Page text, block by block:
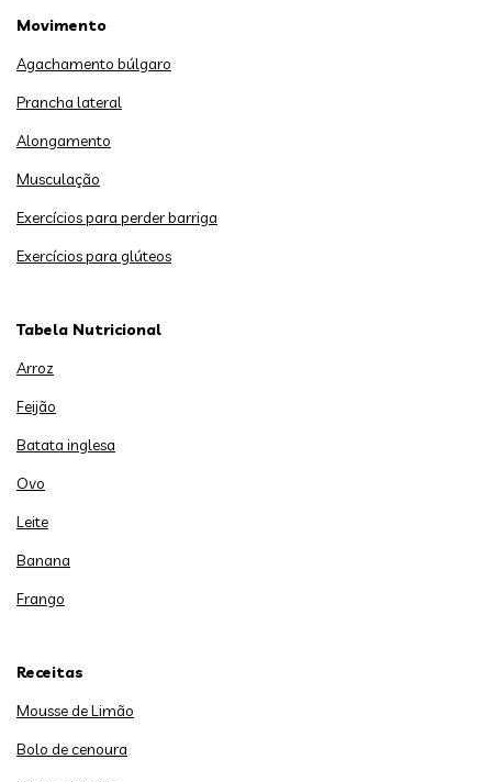
Movimento
Agachamento búlgaro
Prancha lateral
Alongamento
Musculação
Exercícios para perder barriga
Exercícios para glúteos
Tabela Nutricional
Arroz
Feijão
Batata inglesa
Ovo
Leite
Banana
Frango
Receitas
Mousse de Limão
Bolo de cenoura